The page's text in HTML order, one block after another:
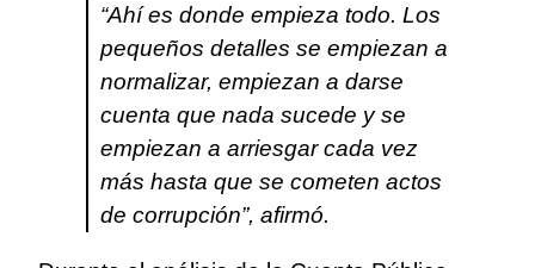
“Ahí es donde empieza todo. Los
pequeños detalles se empiezan a
normalizar, empiezan a darse
cuenta que nada sucede y se
empiezan a arriesgar cada vez
más hasta que se cometen actos
de corrupción”, afirmó.